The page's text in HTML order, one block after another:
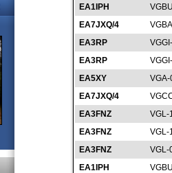
EA1IPH
EA7JXQ/4
EA3RP
EA3RP
EA5XY
EA7JXQ/4
EA3FNZ
VGL-
EA3FNZ
VGL-
EA3FNZ
VGL-
EA1IPH